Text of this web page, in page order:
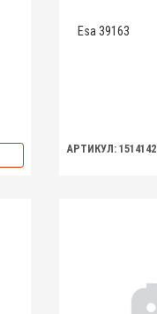
Esa 39163
АРТИКУЛ: 1514142